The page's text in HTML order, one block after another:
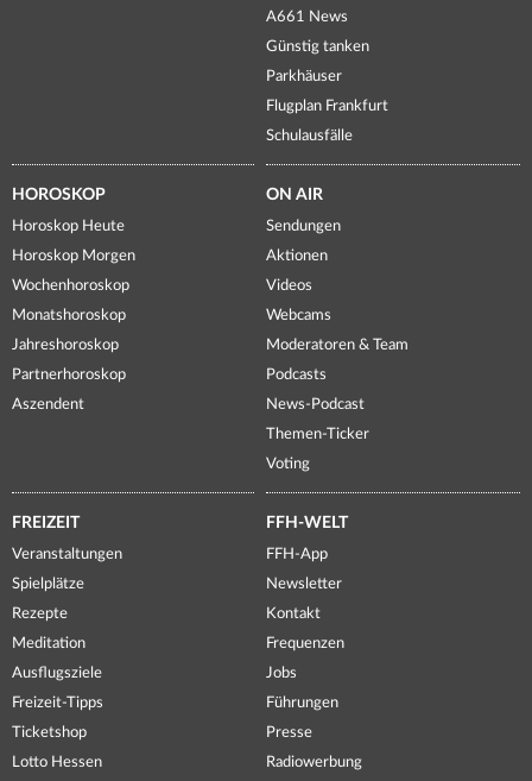
A661 News
Günstig tanken
Parkhäuser
Flugplan Frankfurt
Schulausfälle
HOROSKOP
Horoskop Heute
Horoskop Morgen
Wochenhoroskop
Monatshoroskop
Jahreshoroskop
Partnerhoroskop
Aszendent
ON AIR
Sendungen
Aktionen
Videos
Webcams
Moderatoren & Team
Podcasts
News-Podcast
Themen-Ticker
Voting
FREIZEIT
Veranstaltungen
Spielplätze
Rezepte
Meditation
Ausflugsziele
Freizeit-Tipps
Ticketshop
Lotto Hessen
FFH-WELT
FFH-App
Newsletter
Kontakt
Frequenzen
Jobs
Führungen
Presse
Radiowerbung